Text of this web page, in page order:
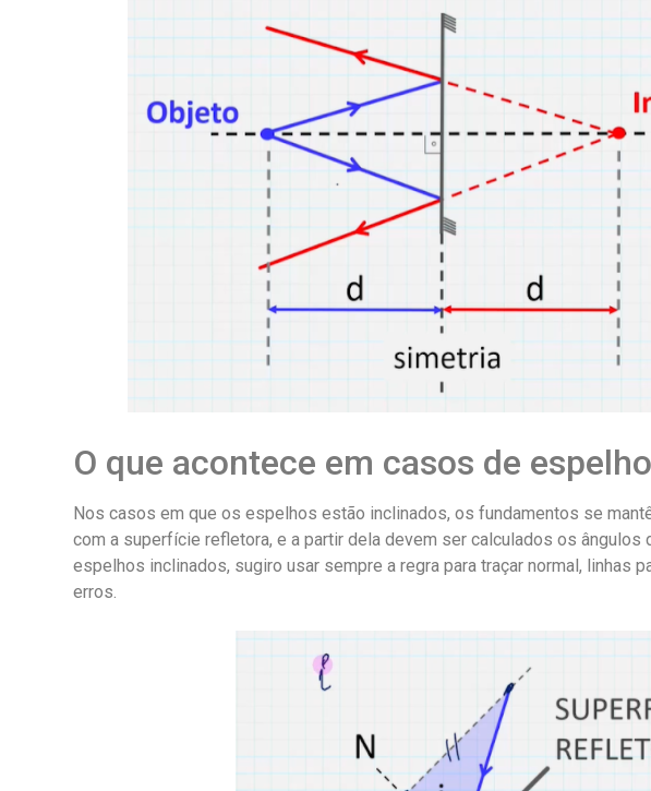
O que acontece em casos de
Nos casos em que os espelhos estão inclinados, os fundamentos se
com a superfície refletora, e a partir dela devem ser calculados os
espelhos inclinados, sugiro usar sempre a regra para traçar normal, linhas
erros.